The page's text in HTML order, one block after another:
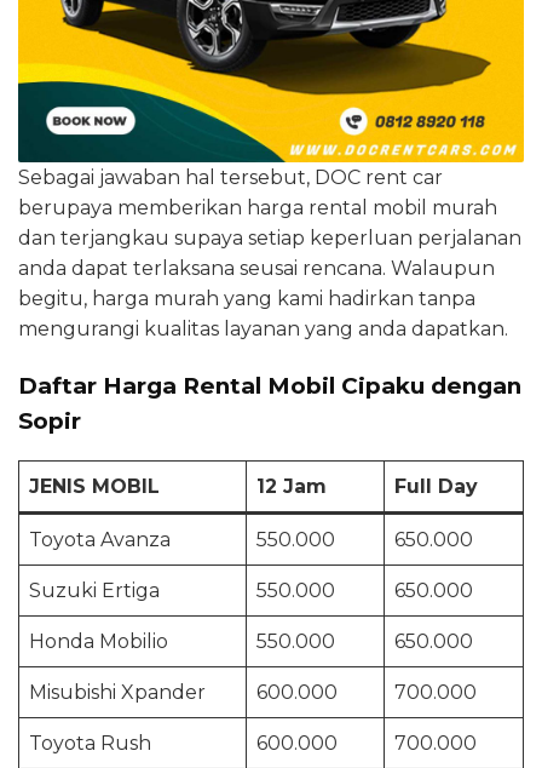
Sebagai jawaban hal tersebut, DOC rent car
berupaya memberikan harga rental mobil murah
dan terjangkau supaya setiap keperluan perjalanan
anda dapat terlaksana seusai rencana. Walaupun
begitu, harga murah yang kami hadirkan tanpa
mengurangi kualitas layanan yang anda dapatkan.
Daftar Harga Rental Mobil Cipaku dengan
Sopir
JENIS MOBIL 12 Jam Full Day
Toyota Avanza 550.000 650.000
Suzuki Ertiga 550.000 650.000
Honda Mobilio 550.000 650.000
Misubishi Xpander 600.000 700.000
Toyota Rush 600.000 700.000